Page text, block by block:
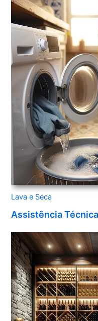
Lava e Seca
Assistência